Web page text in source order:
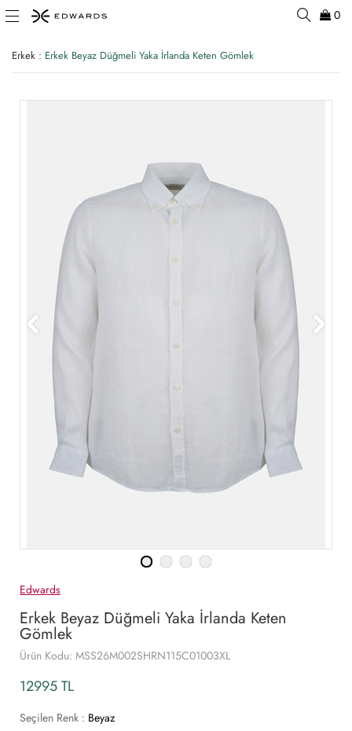
0
Erkek : Erkek Beyaz Düğmeli Yaka İrlanda Keten Gömlek
Edwards
Erkek Beyaz Düğmeli Yaka İrlanda Keten
Gömlek
Ürün Kodu: MSS26M002SHRN115C01003XL
12995 TL
Seçilen Renk : Beyaz